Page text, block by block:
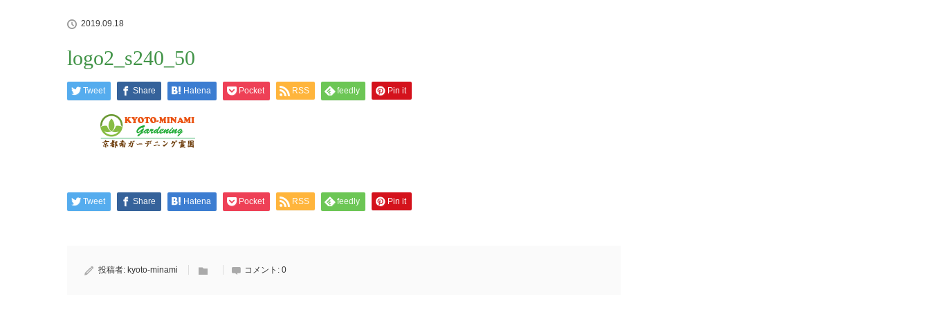
2019.09.18
logo2_s240_50
Tweet Share Hatena Pocket RSS feedly Pin it
Tweet Share Hatena Pocket RSS feedly Pin it
投稿者: kyoto-minami コメント: 0